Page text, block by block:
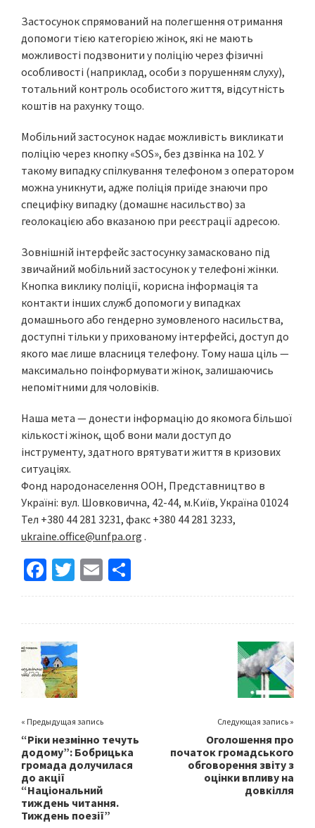
Застосунок спрямований на полегшення отримання
допомоги тією категорією жінок, які не мають
можливості подзвонити у поліцію через фізичні
особливості (наприклад, особи з порушенням слуху),
тотальний контроль особистого життя, відсутність
коштів на рахунку тощо.
Мобільний застосунок надає можливість викликати
поліцію через кнопку «SOS», без дзвінка на 102. У
такому випадку спілкування телефоном з оператором
можна уникнути, адже поліція приїде знаючи про
специфіку випадку (домашнє насильство) за
геолокацією або вказаною при реєстрації адресою.
Зовнішній інтерфейс застосунку замасковано під
звичайний мобільний застосунок у телефоні жінки.
Кнопка виклику поліції, корисна інформація та
контакти інших служб допомоги у випадках
домашнього або гендерно зумовленого насильства,
доступні тільки у прихованому інтерфейсі, доступ до
якого має лише власниця телефону. Тому наша ціль —
максимально поінформувати жінок, залишаючись
непомітними для чоловіків.
Наша мета — донести інформацію до якомога більшої
кількості жінок, щоб вони мали доступ до
інструменту, здатного врятувати життя в кризових
ситуаціях.
Фонд народонаселення ООН, Представництво в
Україні: вул. Шовковична, 42-44, м.Київ, Україна 01024
Тел +380 44 281 3231, факс +380 44 281 3233,
ukraine.office@unfpa.org .
Fa
ce
o
o
k
T
wi
er
E
m h
« Предыдущая запись
“Ріки незмінно течуть
додому”: Бобрицька
громада долучилася
до акції
“Національний
тиждень читання.
Тиждень поезії”
Следующая запись »
Оголошення про
початок громадського
обговорення звіту з
оцінки впливу на
довкілля